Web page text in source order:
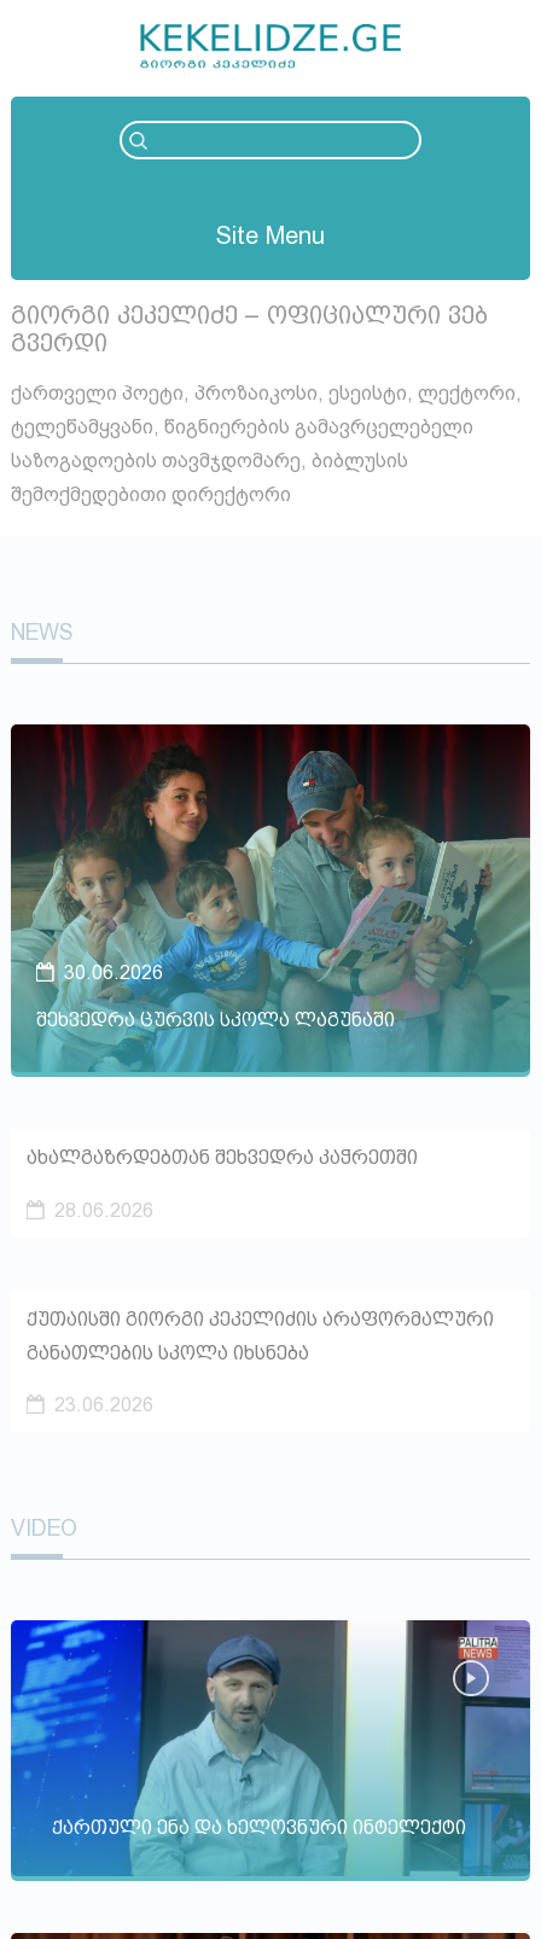
Site Menu
გიორგი კეკელიძე – ოფიციალური ვებ
გვერდი
ქართველი პოეტი, პროზაიკოსი, ესეისტი, ლექტორი,
ტელეწამყვანი, წიგნიერების გამავრცელებელი
საზოგადოების თავმჯდომარე, ბიბლუსის
შემოქმედებითი დირექტორი
NEWS
30.06.2026
შეხვედრა ცურვის სკოლა ლაგუნაში
ახალგაზრდებთან შეხვედრა კაჭრეთში
28.06.2026
ქუთაისში გიორგი კეკელიძის არაფორმალური
განათლების სკოლა იხსნება
23.06.2026
VIDEO
ქართული ენა და ხელოვნური ინტელექტი